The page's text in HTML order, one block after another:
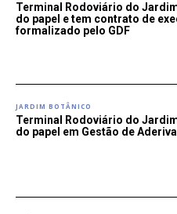
Terminal Rodoviário do
do papel e tem contrato de
formalizado pelo GDF
JARDIM BOTÂNICO
Terminal Rodoviário do
do papel em Gestão de